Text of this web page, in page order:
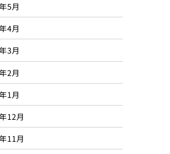
5月
4月
3月
2月
1月
12月
11月